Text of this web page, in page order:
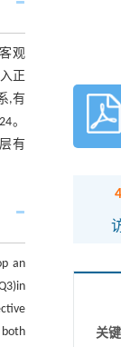
观
正
,有
。
有
an
摘要
关